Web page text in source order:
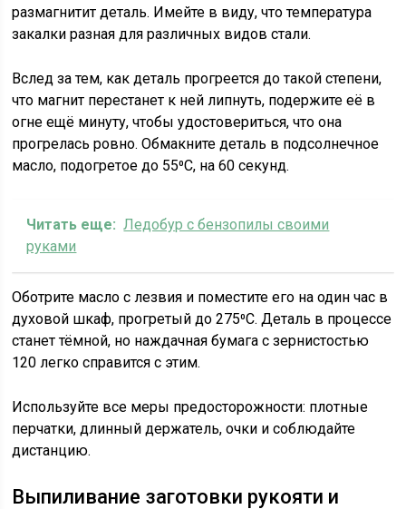
размагнитит деталь. Имейте в виду, что температура
закалки разная для различных видов стали.
Вслед за тем, как деталь прогреется до такой степени,
что магнит перестанет к ней липнуть, подержите её в
огне ещё минуту, чтобы удостовериться, что она
прогрелась ровно. Обмакните деталь в подсолнечное
масло, подогретое до 55⁰С, на 60 секунд.
Читать еще: Ледобур с бензопилы своими
руками
Оботрите масло с лезвия и поместите его на один час в
духовой шкаф, прогретый до 275⁰С. Деталь в процессе
станет тёмной, но наждачная бумага с зернистостью
120 легко справится с этим.
Используйте все меры предосторожности: плотные
перчатки, длинный держатель, очки и соблюдайте
дистанцию.
Выпиливание заготовки рукояти и